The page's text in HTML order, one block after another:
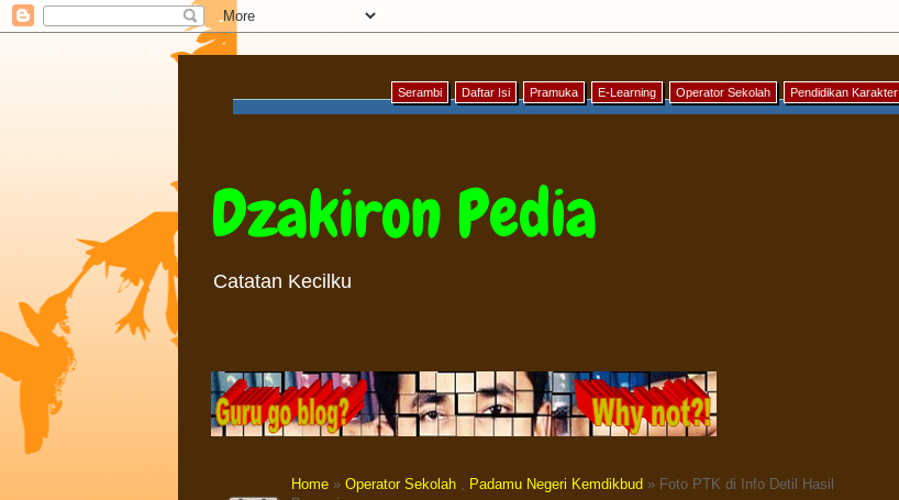
Serambi Daftar Isi Pramuka E-Learning Operator Sekolah Pendidikan Karakter
Dzakiron Pedia
Catatan Kecilku
Home » Operator Sekolah , Padamu Negeri Kemdikbud » Foto PTK di Info Detil Hasil